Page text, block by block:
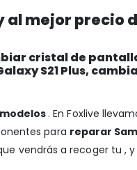
al mejor precio
cristal de
S21 Plus,
modelos. En Foxlive
para reparar
vendrás a recoger tu ,